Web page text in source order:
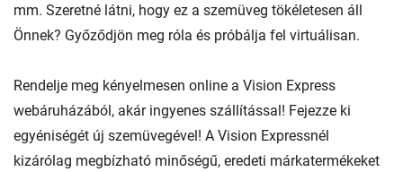
mm. Szeretné látni, hogy ez a szemüveg tökéletesen áll
Önnek? Győződjön meg róla és próbálja fel virtuálisan.
Rendelje meg kényelmesen online a Vision Express
webáruházából, akár ingyenes szállítással! Fejezze ki
egyéniségét új szemüvegével! A Vision Expressnél
kizárólag megbízható minőségű, eredeti márkatermékeket